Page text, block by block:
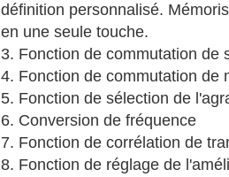
définition personnalisé.
en une seule touche.
3. Fonction de commutation de
4. Fonction de commutation de
5. Fonction de sélection de
6. Conversion de fréquence
7. Fonction de corrélation de
8. Fonction de réglage de